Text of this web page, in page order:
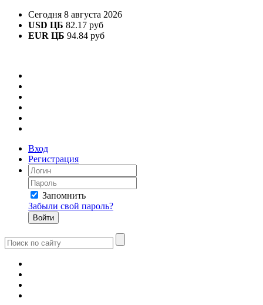
Сегодня 8 августа 2026
USD ЦБ 82.17 руб
EUR ЦБ 94.84 руб
Вход
Регистрация
Запомнить
Забыли свой пароль?